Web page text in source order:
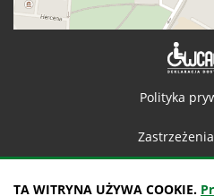
TA WITRYNA UŻYWA COOKIE.
Polityka